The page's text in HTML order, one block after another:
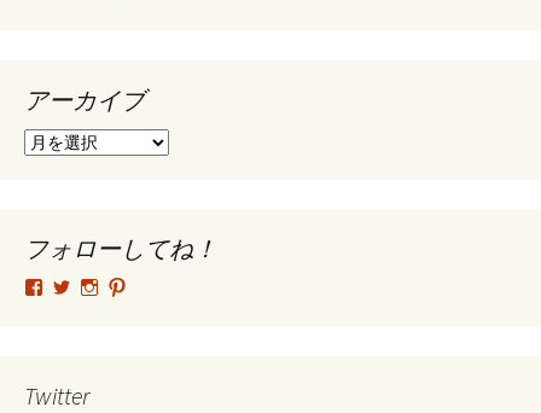
アーカイブ
ア
ブ
フォローしてね！
tsutomu.hattori.33
フ
SottakuninMoai
フ
tsutomu.hattori.33
Twitter